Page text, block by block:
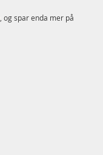
, og spar enda mer på